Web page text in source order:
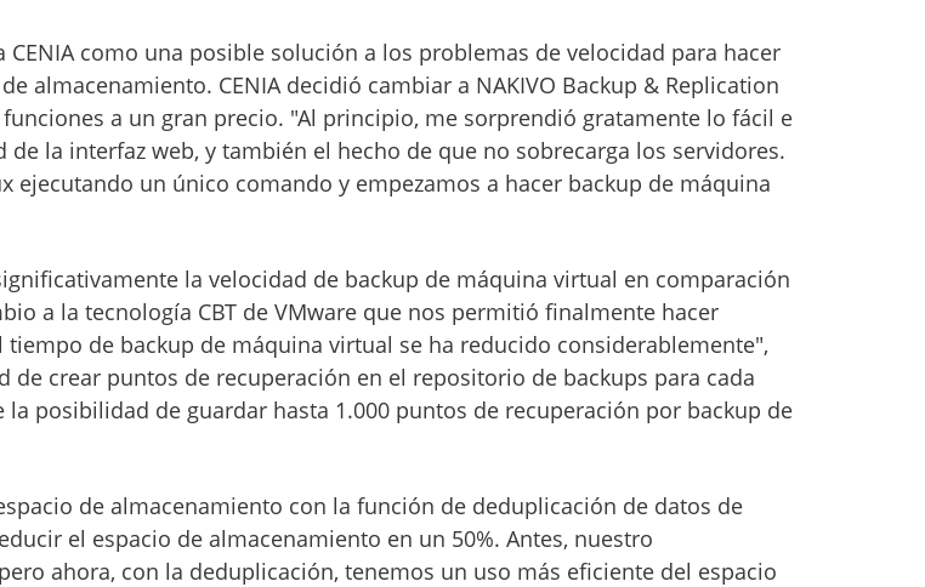
CENIA como una posible solución a los problemas de velocidad para hacer
almacenamiento. CENIA decidió cambiar a NAKIVO Backup & Replication
a un gran precio. "Al principio, me sorprendió gratamente lo fácil e
la interfaz web, y también el hecho de que no sobrecarga los servidores.
ejecutando un único comando y empezamos a hacer backup de máquina
la velocidad de backup de máquina virtual en comparación
a la tecnología CBT de VMware que nos permitió finalmente hacer
tiempo de backup de máquina virtual se ha reducido considerablemente",
crear puntos de recuperación en el repositorio de backups para cada
posibilidad de guardar hasta 1.000 puntos de recuperación por backup de
de almacenamiento con la función de deduplicación de datos de
el espacio de almacenamiento en un 50%. Antes, nuestro
ahora, con la deduplicación, tenemos un uso más eficiente del espacio